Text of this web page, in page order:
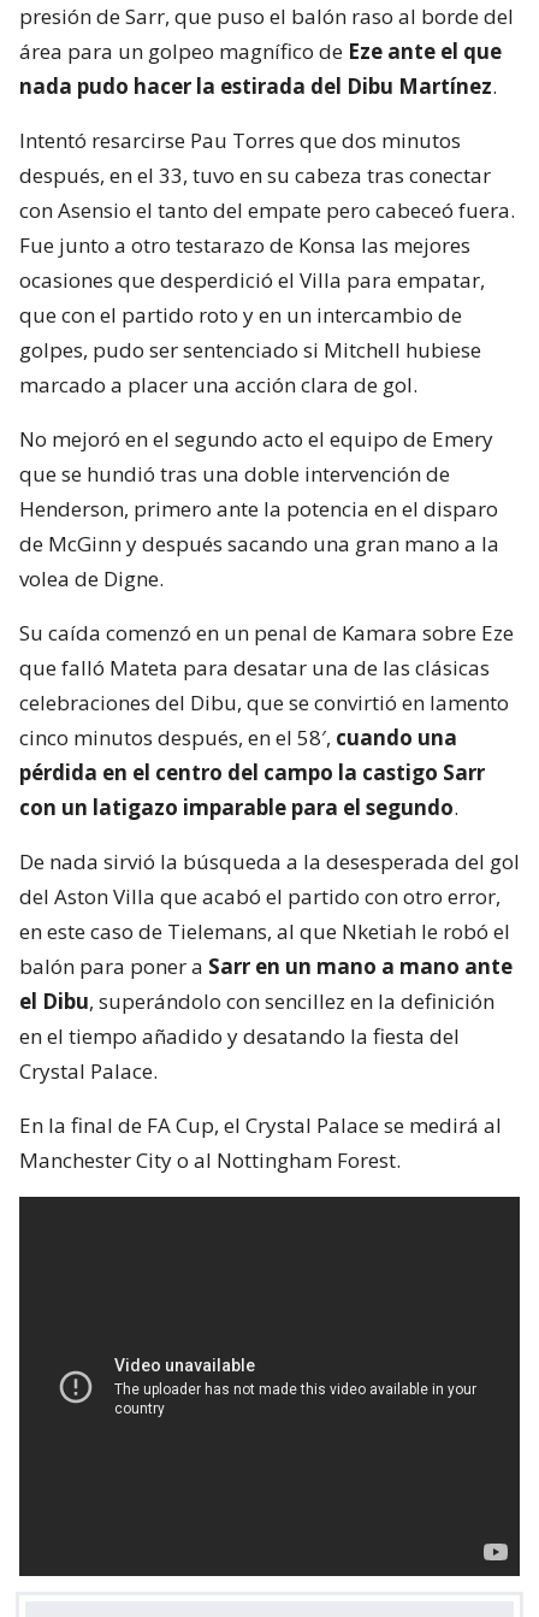
presión de Sarr, que puso el balón raso al borde del
área para un golpeo magnífico de Eze ante el que
nada pudo hacer la estirada del Dibu Martínez.
Intentó resarcirse Pau Torres que dos minutos
después, en el 33, tuvo en su cabeza tras conectar
con Asensio el tanto del empate pero cabeceó fuera.
Fue junto a otro testarazo de Konsa las mejores
ocasiones que desperdició el Villa para empatar,
que con el partido roto y en un intercambio de
golpes, pudo ser sentenciado si Mitchell hubiese
marcado a placer una acción clara de gol.
No mejoró en el segundo acto el equipo de Emery
que se hundió tras una doble intervención de
Henderson, primero ante la potencia en el disparo
de McGinn y después sacando una gran mano a la
volea de Digne.
Su caída comenzó en un penal de Kamara sobre Eze
que falló Mateta para desatar una de las clásicas
celebraciones del Dibu, que se convirtió en lamento
cinco minutos después, en el 58′, cuando una
pérdida en el centro del campo la castigo Sarr
con un latigazo imparable para el segundo.
De nada sirvió la búsqueda a la desesperada del gol
del Aston Villa que acabó el partido con otro error,
en este caso de Tielemans, al que Nketiah le robó el
balón para poner a Sarr en un mano a mano ante
el Dibu, superándolo con sencillez en la definición
en el tiempo añadido y desatando la fiesta del
Crystal Palace.
En la final de FA Cup, el Crystal Palace se medirá al
Manchester City o al Nottingham Forest.